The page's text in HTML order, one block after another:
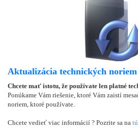
Aktualizácia technických noriem
Chcete mať istotu, že používate len platné
Ponúkame Vám riešenie, ktoré Vám zaistí
noriem, ktoré používate.
Chcete vedieť viac informácií ? Pozrite sa na